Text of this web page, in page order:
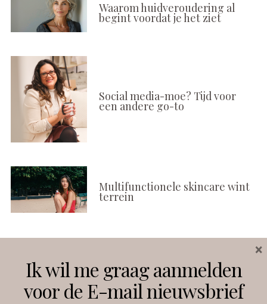
Waarom huidveroudering al
begint voordat je het ziet
Social media-moe? Tijd voor
een andere go-to
Multifunctionele skincare wint
terrein
Instagram Facebook
Ik wil me graag aanmelden
voor de E-mail nieuwsbrief
×